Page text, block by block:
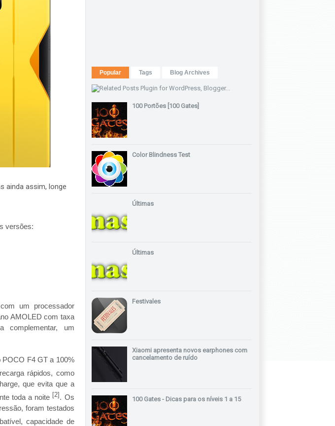
ainda assim, longe
versões:
um processador
AMOLED com taxa
complementar, um
POCO F4 GT a 100%
rápidos, como
que evita que a
toda a noite
[2] . Os
foram testados
capacidade de
Popular Tags Blog Archives
100 Portões [100 Gates]
Color Blindness Test
Últimas
Últimas
Festivales
Xiaomi apresenta novos earphones com
cancelamento de ruído
100 Gates - Dicas para os níveis 1 a 15